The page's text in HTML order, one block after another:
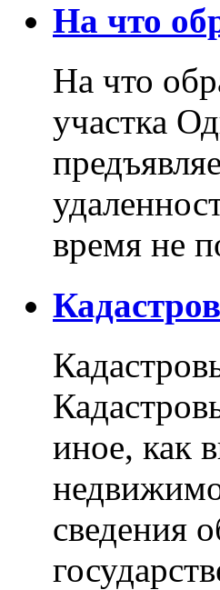
На что
На что
участка
время не
иное, как
сведения